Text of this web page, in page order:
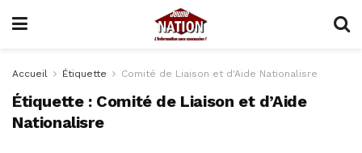
Accueil Étiquette Comité de Liaison et d'Aide Nationalisre
Étiquette : Comité de Liaison et d’Aide
Nationalisre